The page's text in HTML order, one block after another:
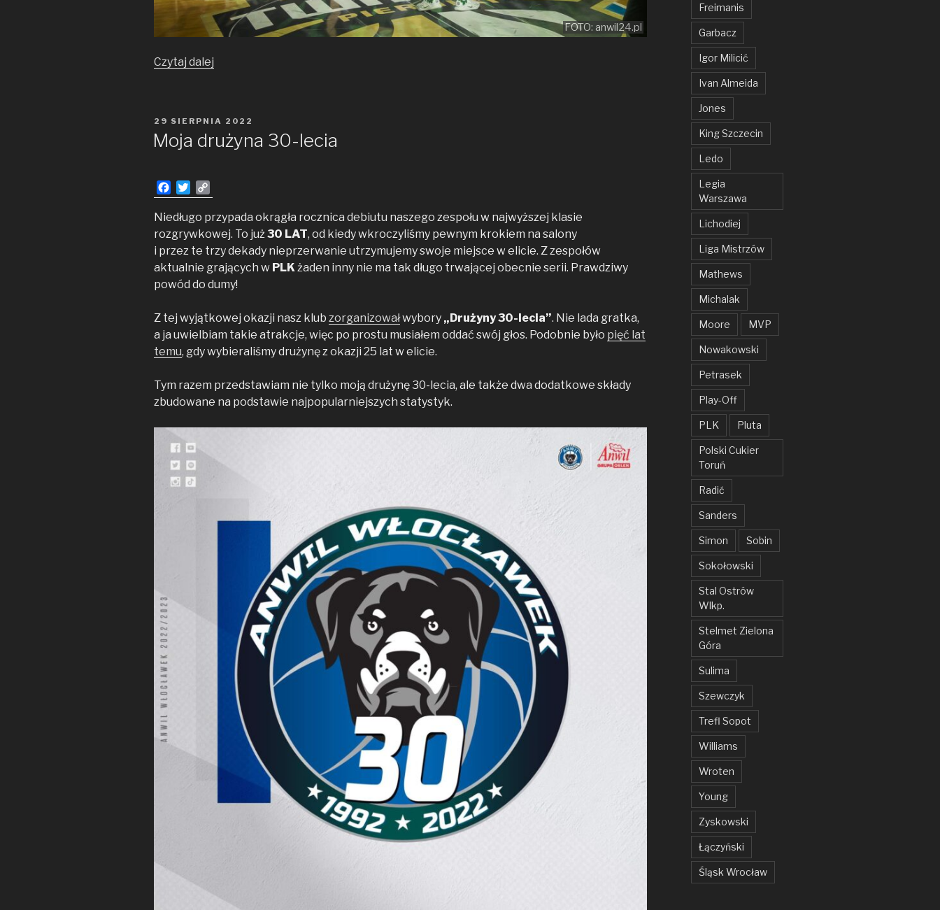
FOTO: anwil24.pl
Czytaj dalej
OPUBLIKOWANE
29 SIERPNIA 2022
Moja drużyna 30-lecia
a
c
e
b
o
o
k
w
i
t
t
e
r
o
p
y
i
n
k
Niedługo przypada okrągła rocznica debiutu naszego zespołu w najwyższej klasie
rozgrywkowej. To już30 LAT, od kiedy wkroczyliśmy pewnym krokiem na salony
i przez te trzy dekady nieprzerwanie utrzymujemy swoje miejsce w elicie. Z zespołów
aktualnie grających w PLKżaden inny nie ma tak długo trwającej obecnie serii. Prawdziwy
powód do dumy!
Z tej wyjątkowej okazji nasz klub zorganizowałwybory „Drużyny 30-lecia”. Nie lada gratka,
a ja uwielbiam takie atrakcje, więc po prostu musiałem oddać swój głos. Podobnie było pięć lat
temu, gdy wybieraliśmy drużynę z okazji 25 lat w elicie.
Tym razem przedstawiam nie tylko moją drużynę 30-lecia, ale także dwa dodatkowe składy
zbudowane na podstawie najpopularniejszych statystyk.
Freimanis
Garbacz
Igor Milicić
Ivan Almeida
Jones
King Szczecin
Ledo
Legia
Warszawa
Lichodiej
Liga Mistrzów
Mathews
Michalak
Moore MVP
Nowakowski
Petrasek
Play-Off
PLK Pluta
Polski Cukier
Toruń
Radić
Sanders
Simon Sobin
Sokołowski
Stal Ostrów
Wlkp.
Stelmet Zielona
Góra
Sulima
Szewczyk
Trefl Sopot
Williams
Wroten
Young
Zyskowski
Łączyński
Śląsk Wrocław